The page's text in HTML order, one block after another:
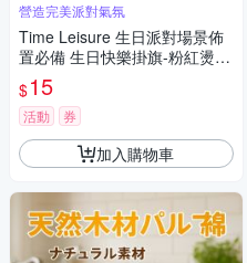
營造完美派對氣氛
Time Leisure 生日派對場景佈
置必備 生日快樂掛旗-粉紅燙金
燕尾旗
$15
活動 券
加入購物車